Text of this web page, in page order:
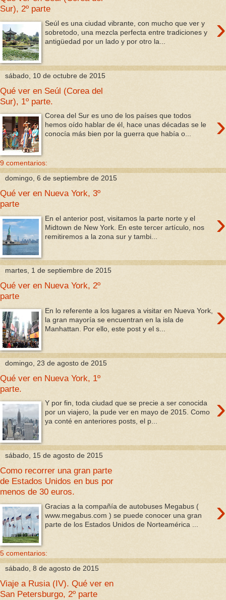
Sur), 2º parte
›
Seúl es una ciudad vibrante, con mucho que ver y
sobretodo, una mezcla perfecta entre tradiciones y
antigüedad por un lado y por otro la...
sábado, 10 de octubre de 2015
Qué ver en Seúl (Corea del
Sur), 1º parte.
›
Corea del Sur es uno de los países que todos
hemos oído hablar de él, hace unas décadas se le
conocía más bien por la guerra que había o...
9 comentarios:
domingo, 6 de septiembre de 2015
Qué ver en Nueva York, 3º
parte
›
En el anterior post, visitamos la parte norte y el
Midtown de New York. En este tercer artículo, nos
remitiremos a la zona sur y tambi...
martes, 1 de septiembre de 2015
Qué ver en Nueva York, 2º
parte
›
En lo referente a los lugares a visitar en Nueva York,
la gran mayoría se encuentran en la isla de
Manhattan. Por ello, este post y el s...
domingo, 23 de agosto de 2015
Qué ver en Nueva York, 1º
parte.
›
Y por fin, toda ciudad que se precie a ser conocida
por un viajero, la pude ver en mayo de 2015. Como
ya conté en anteriores posts, el p...
sábado, 15 de agosto de 2015
Como recorrer una gran parte
de Estados Unidos en bus por
menos de 30 euros.
›
Gracias a la compañía de autobuses Megabus (
www.megabus.com ) se puede conocer una gran
parte de los Estados Unidos de Norteamérica ...
5 comentarios:
sábado, 8 de agosto de 2015
Viaje a Rusia (IV). Qué ver en
San Petersburgo, 2º parte